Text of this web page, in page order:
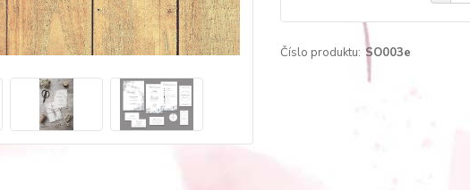
Číslo produktu: SO003e